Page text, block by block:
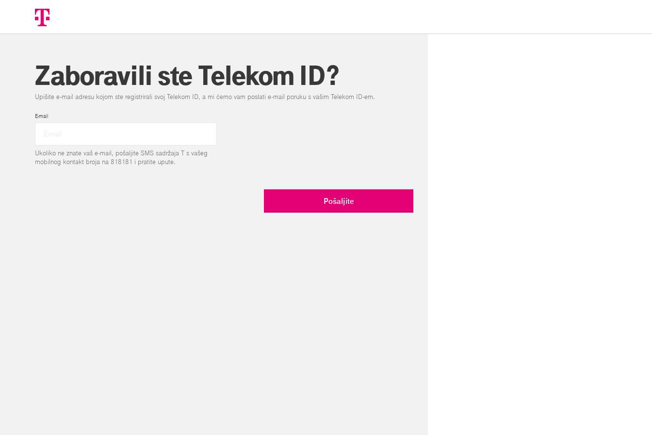
Zaboravili ste Telekom ID?
Upišite e-mail adresu kojom ste registrirali svoj Telekom ID, a mi ćemo vam poslati e-mail poruku s vašim Telekom ID-em.
E-mail
Ukoliko ne znate vaš e-mail, pošaljite SMS sadržaja T s vašeg
mobilnog kontakt broja na 818181 i pratite upute.
Pošaljite